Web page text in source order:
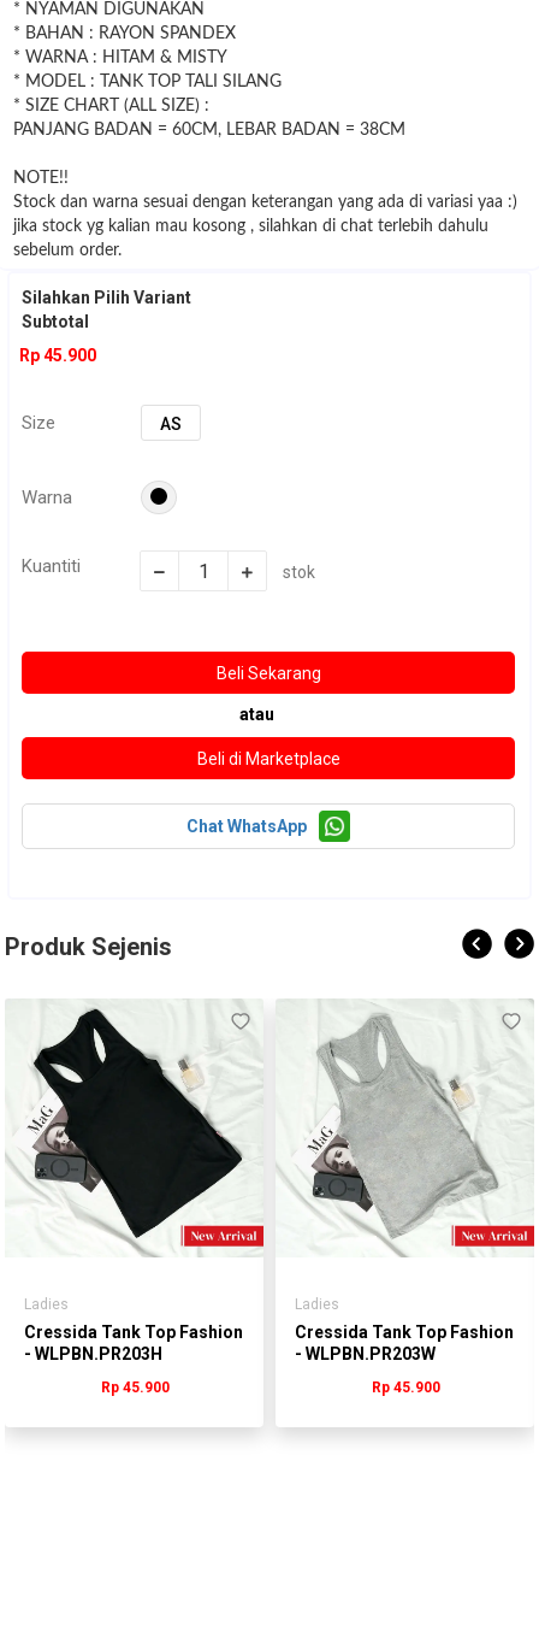
* NYAMAN DIGUNAKAN
* BAHAN : RAYON SPANDEX
* WARNA : HITAM & MISTY
* MODEL : TANK TOP TALI SILANG
* SIZE CHART (ALL SIZE) :
PANJANG BADAN = 60CM, LEBAR BADAN = 38CM
NOTE!!
Stock dan warna sesuai dengan keterangan yang ada di variasi yaa :)
jika stock yg kalian mau kosong , silahkan di chat terlebih dahulu
sebelum order.
Silahkan Pilih Variant
Subtotal
Rp 45.900
Size AS
Warna
Kuantiti stok
atau
Chat WhatsApp
Produk Sejenis
Ladies
Cressida Tank Top Fashion
- WLPBN.PR203H
Rp 45.900
Ladies
Cressida Tank Top Fashion
- WLPBN.PR203W
Rp 45.900